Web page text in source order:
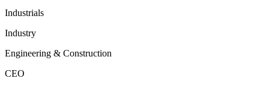
Industrials
Industry
Engineering & Construction
CEO